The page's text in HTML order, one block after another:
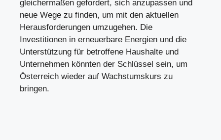
gleichermaßen gefordert, sich anzupassen und
neue Wege zu finden, um mit den aktuellen
Herausforderungen umzugehen. Die
Investitionen in erneuerbare Energien und die
Unterstützung für betroffene Haushalte und
Unternehmen könnten der Schlüssel sein, um
Österreich wieder auf Wachstumskurs zu
bringen.